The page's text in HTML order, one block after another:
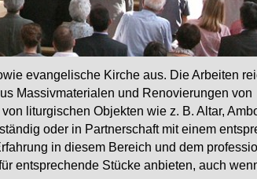
evangelische Kirche aus. Die Arbeiten
Massivmaterialen und Renovierungen von
liturgischen Objekten wie z. B. Altar,
oder in Partnerschaft mit einem
in diesem Bereich und dem
entsprechende Stücke anbieten, auch